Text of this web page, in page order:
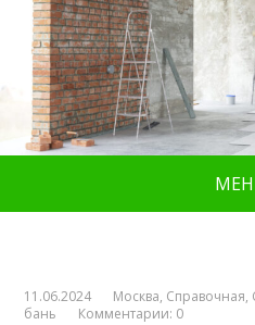
11.06.2024 Москва, Справочная,
бань
Комментарии: 0